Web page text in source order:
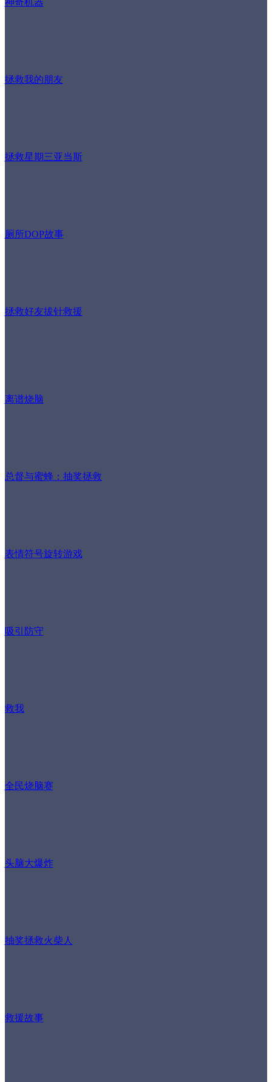
拯救我的朋友
拯救星期三亚当斯
厕所DOP故事
拯救好友拔针救援
离谱烧脑
总督与蜜蜂：抽奖拯救
表情符号旋转游戏
吸引防守
救我
全民烧脑赛
头脑大爆炸
抽奖拯救火柴人
救援故事